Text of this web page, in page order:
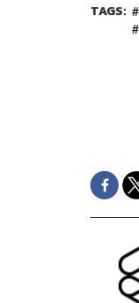
TAGS: